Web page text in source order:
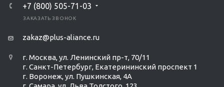
+7 (800) 505-71-03
ЗАКАЗАТЬ ЗВОНОК
zakaz@plus-aliance.ru
г. Москва, ул. Ленинский пр-т, 70/11
г. Санкт-Петербург, Екатерининский проспект 1
г. Воронеж, ул. Пушкинская, 4А